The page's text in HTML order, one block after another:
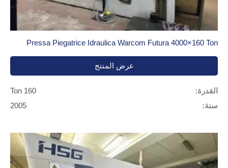
Pressa Piegatrice Idraulica Warcom Futura 4000×160 Ton
عرض المنتج
القدرة:
160 Ton
سنة:
2005